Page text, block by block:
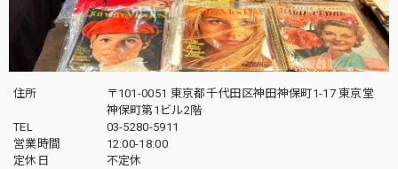
住所
〒101-0051 東京都千代田区神田神保町1-17 東京堂
神保町第1ビル2階
TEL
03-5280-5911
営業時間
12:00-18:00
定休日
不定休